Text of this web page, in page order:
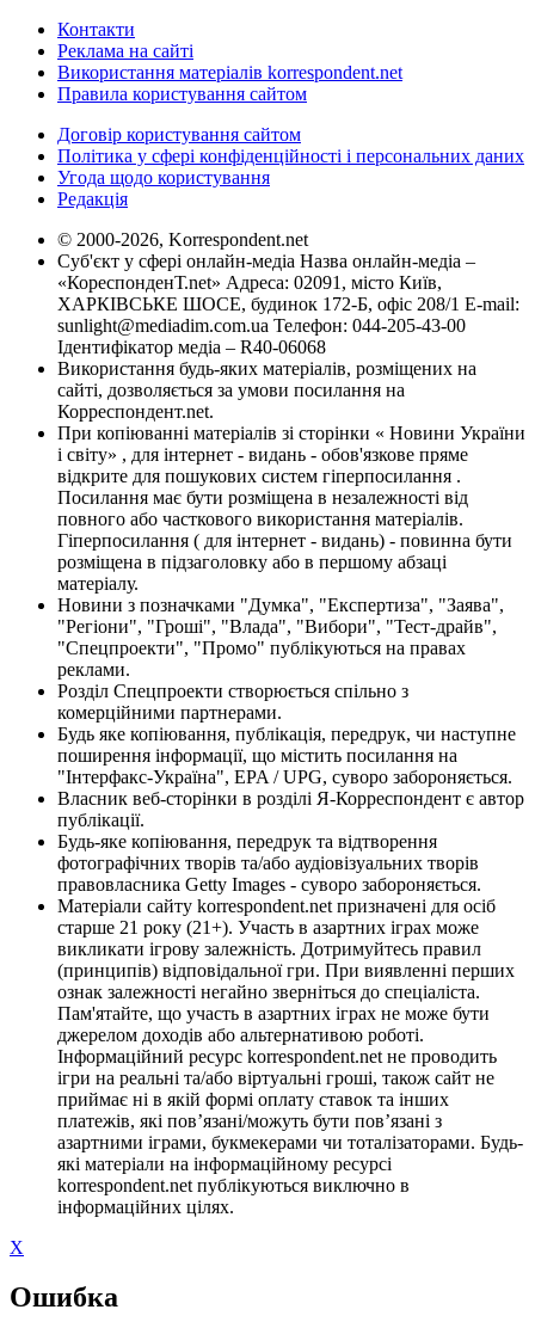
Контакти
Реклама на сайті
Використання матеріалів korrespondent.net
Правила користування сайтом
Договір користування сайтом
Політика у сфері конфіденційності і персональних даних
Угода щодо користування
Редакція
© 2000-2026, Korrespondent.net
Суб'єкт у сфері онлайн-медіа Назва онлайн-медіа –
«КореспонденТ.net» Адреса: 02091, місто Київ,
ХАРКІВСЬКЕ ШОСЕ, будинок 172-Б, офіс 208/1 E-mail:
sunlight@mediadim.com.ua Телефон: 044-205-43-00
Ідентифікатор медіа – R40-06068
Використання будь-яких матеріалів, розміщених на
сайті, дозволяється за умови посилання на
Корреспондент.net.
При копіюванні матеріалів зі сторінки « Новини України
і світу» , для інтернет - видань - обов'язкове пряме
відкрите для пошукових систем гіперпосилання .
Посилання має бути розміщена в незалежності від
повного або часткового використання матеріалів.
Гіперпосилання ( для інтернет - видань) - повинна бути
розміщена в підзаголовку або в першому абзаці
матеріалу.
Новини з позначками "Думка", "Експертиза", "Заява",
"Регіони", "Гроші", "Влада", "Вибори", "Тест-драйв",
"Спецпроекти", "Промо" публікуються на правах
реклами.
Розділ Спецпроекти створюється спільно з
комерційними партнерами.
Будь яке копіювання, публікація, передрук, чи наступне
поширення інформації, що містить посилання на
"Інтерфакс-Україна", EPA / UPG, суворо забороняється.
Власник веб-сторінки в розділі Я-Корреспондент є автор
публікації.
Будь-яке копіювання, передрук та відтворення
фотографічних творів та/або аудіовізуальних творів
правовласника Getty Images - суворо забороняється.
Матеріали сайту korrespondent.net призначені для осіб
старше 21 року (21+). Участь в азартних іграх може
викликати ігрову залежність. Дотримуйтесь правил
(принципів) відповідальної гри. При виявленні перших
ознак залежності негайно зверніться до спеціаліста.
Пам'ятайте, що участь в азартних іграх не може бути
джерелом доходів або альтернативою роботі.
Інформаційний ресурс korrespondent.net не проводить
ігри на реальні та/або віртуальні гроші, також сайт не
приймає ні в якій формі оплату ставок та інших
платежів, які пов’язані/можуть бути пов’язані з
азартними іграми, букмекерами чи тоталізаторами. Будь-
які матеріали на інформаційному ресурсі
korrespondent.net публікуються виключно в
інформаційних цілях.
X
Ошибка